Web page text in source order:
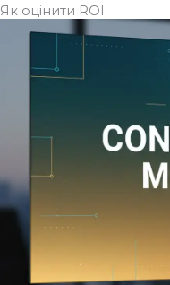
Як оцінити ROI.